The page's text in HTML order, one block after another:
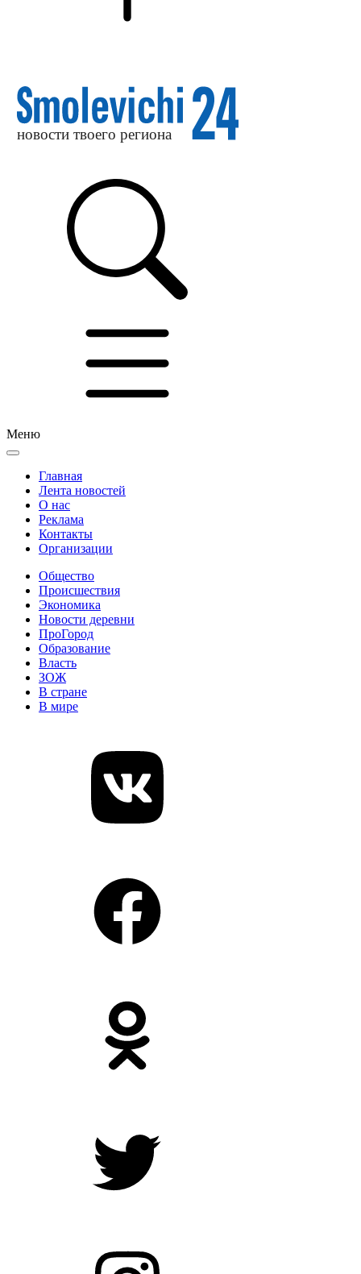
Меню
Главная
Лента новостей
О нас
Реклама
Контакты
Организации
Общество
Происшествия
Экономика
Новости деревни
ПроГород
Образование
Власть
ЗОЖ
В стране
В мире